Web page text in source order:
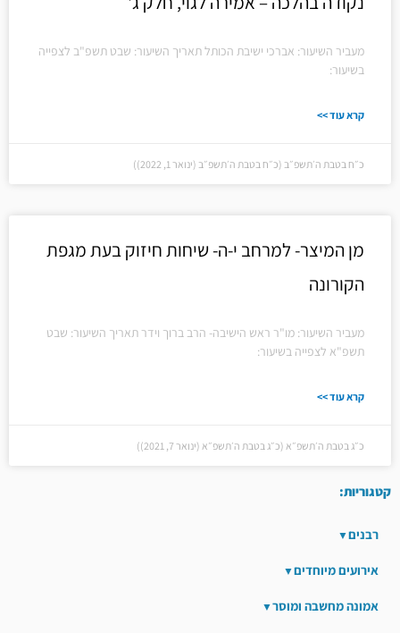
מעביר השיעור: אברכי ישיבת הכותל תאריך השיעור: שבט תשפ"ב לצפייה
בשיעור:
קרא עוד >>
כ״ח בטבת ה׳תשפ״ב (כ״ח בטבת ה׳תשפ״ב (ינואר 1, 2022))
מן המיצר- למרחב י-ה- שיחות חיזוק בעת מגפת
הקורונה
מעביר השיעור: מו"ר ראש הישיבה- הרב ברוך וידר תאריך השיעור: שבט
תשפ"א לצפייה בשיעור:
קרא עוד >>
כ״ג בטבת ה׳תשפ״א (כ״ג בטבת ה׳תשפ״א (ינואר 7, 2021))
קטגוריות:
רבנים
אירועים מיוחדים
אמונה מחשבה ומוסר